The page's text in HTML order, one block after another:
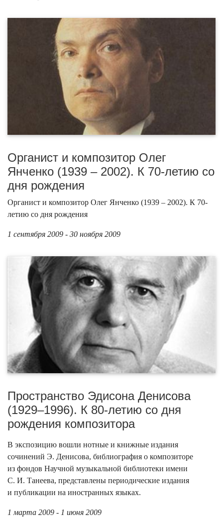
Органист и композитор Олег
Янченко (1939 – 2002). К 70-летию со
дня рождения
Органист и композитор Олег Янченко (1939 – 2002). К 70-
летию со дня рождения
1 сентября 2009 - 30 ноября 2009
Пространство Эдисона Денисова
(1929–1996). К 80-летию со дня
рождения композитора
В экспозицию вошли нотные и книжные издания
сочинений Э. Денисова, библиография о композиторе
из фондов Научной музыкальной библиотеки имени
С. И. Танеева, представлены периодические издания
и публикации на иностранных языках.
1 марта 2009 - 1 июня 2009